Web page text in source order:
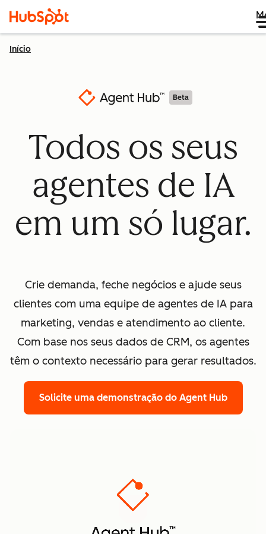
Início
Beta
Todos os seus
agentes de IA
em um só lugar.
Crie demanda, feche negócios e ajude seus
clientes com uma equipe de agentes de IA para
marketing, vendas e atendimento ao cliente.
Com base nos seus dados de CRM, os agentes
têm o contexto necessário para gerar resultados.
Solicite uma demonstração do Agent Hub